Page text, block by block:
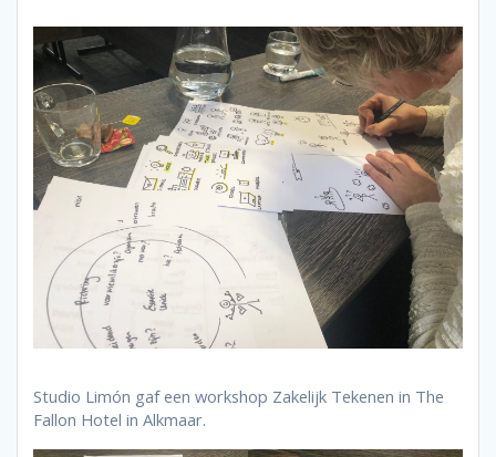
Studio Limón gaf een workshop Zakelijk Tekenen in The
Fallon Hotel in Alkmaar.